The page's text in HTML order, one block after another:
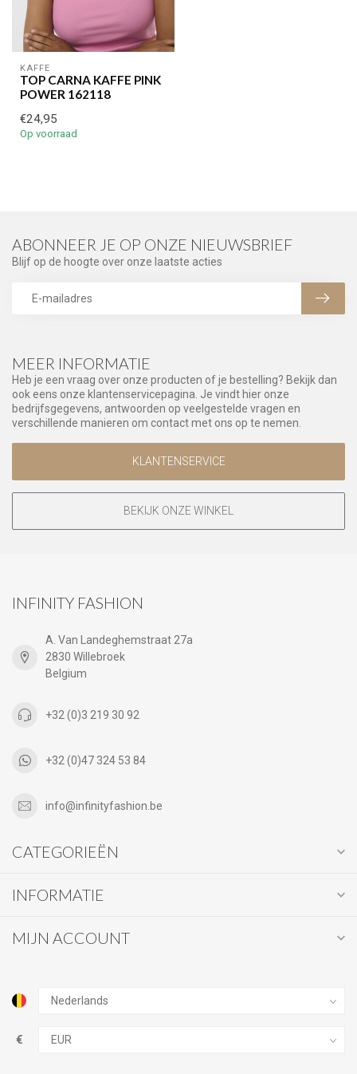
KAFFE
TOP CARNA KAFFE PINK
POWER 162118
€24,95
Op voorraad
MEER INFORMATIE
Heb je een vraag over onze producten of je bestelling? Bekijk dan
ook eens onze klantenservicepagina. Je vindt hier onze
bedrijfsgegevens, antwoorden op veelgestelde vragen en
verschillende manieren om contact met ons op te nemen.
KLANTENSERVICE
BEKIJK ONZE WINKEL
ABONNEER JE OP ONZE NIEUWSBRIEF
Blijf op de hoogte over onze laatste acties
INFINITY FASHION
A. Van Landeghemstraat 27a
2830 Willebroek
Belgium
+32 (0)3 219 30 92
+32 (0)47 324 53 84
info@infinityfashion.be
CATEGORIEËN
INFORMATIE
MIJN ACCOUNT
€